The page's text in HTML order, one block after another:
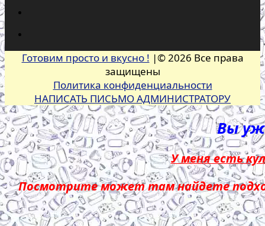
Готовим просто и вкусно ! |© 2026 Все права
защищены
Политика конфиденциальности
НАПИСАТЬ ПИСЬМО АДМИНИСТРАТОРУ
Вы
У меня есть
Посмотрите может там найдете